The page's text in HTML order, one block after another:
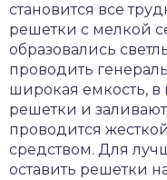
становится все
решетки с мелкой
образовались
проводить
широкая емкость,
решетки и
проводится
средством. Для
оставить решетки